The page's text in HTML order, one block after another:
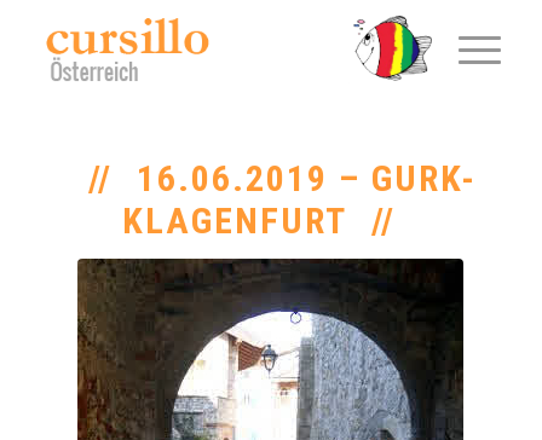
16.06.2019 – GURK-
KLAGENFURT